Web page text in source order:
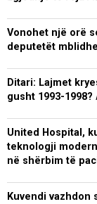
Vonohet një orë
deputetët
Ditari: Lajmet
gusht 1993-1998?
United Hospital,
teknologji
në shërbim të
Kuvendi vazhdon